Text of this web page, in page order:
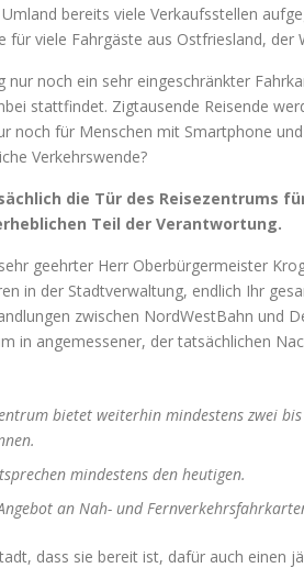
bereits viele Verkaufsstellen
für viele Fahrgäste aus Ostfriesland,
noch ein sehr eingeschränkter
stattfindet. Zigtausende Reisende
noch für Menschen mit Smartphone
Verkehrswende?
die Tür des Reisezentrums
Teil der Verantwortung.
geehrter Herr Oberbürgermeister
in der Stadtverwaltung, endlich Ihr
zwischen NordWestBahn und
in angemessener, der tatsächlichen
bietet weiterhin mindestens zwei
mindestens den heutigen.
an Nah- und
dass sie bereit ist, dafür auch einen